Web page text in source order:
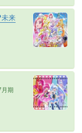
来
期